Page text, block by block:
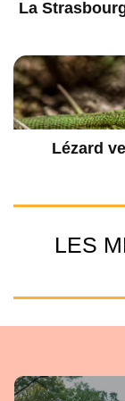
La
Lézard
LES